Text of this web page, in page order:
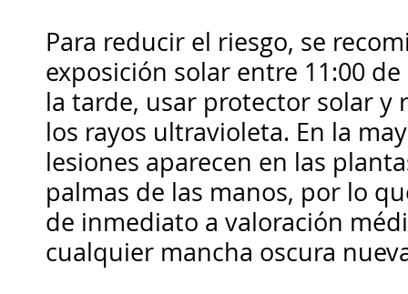
Para reducir el riesgo, se
exposición solar entre 11:00
la tarde, usar protector solar y
los rayos ultravioleta. En la
lesiones aparecen en las
palmas de las manos, por lo
de inmediato a valoración
cualquier mancha oscura